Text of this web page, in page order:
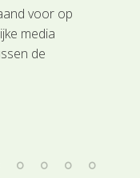
voor op
media
de
de lente.